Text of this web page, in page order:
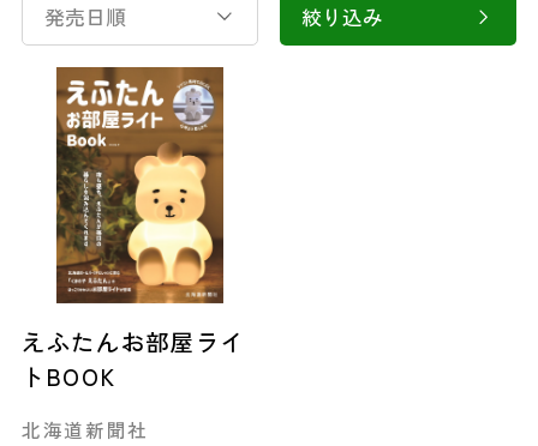
発売日順 絞り込み
えふたんお部屋ライ
トBOOK
北海道新聞社